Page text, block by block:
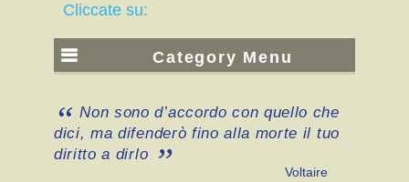
Cliccate su:
Category Menu
Non sono d’accordo con quello che
dici, ma difenderò fino alla morte il tuo
diritto a dirlo
Voltaire